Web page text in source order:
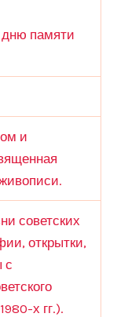
памяти
и
советских
открытки,
с
х гг.).